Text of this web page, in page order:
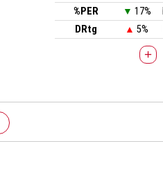
%PER
▼ 17%
DRtg
▲ 5%
+